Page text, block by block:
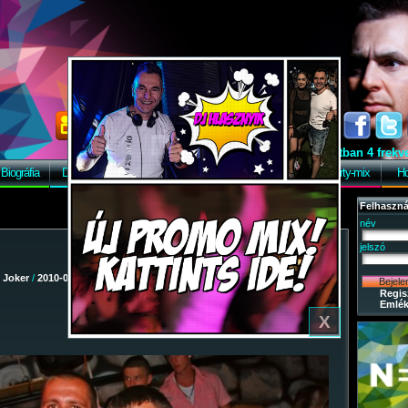
X
Ebben a pillanatban 4
Biográfia
Discográfia Képek Letöltés Vendégkönyv Party-mix
Joker / 2010-08-07 - Dj Fesztivál/ 94
név
jelszó